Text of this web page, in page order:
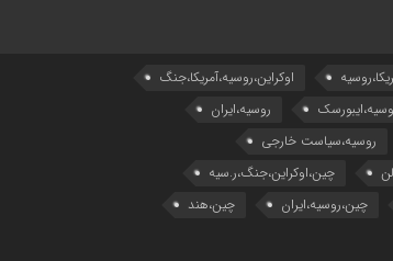
اوکراین،روسیه،آمریکا،جنگ
روسیه،ایران
روسیه،سیاست خارجی
چین،اوکراین،جنگ،ر.سیه
چین،روسیه،ایران
چین،هند